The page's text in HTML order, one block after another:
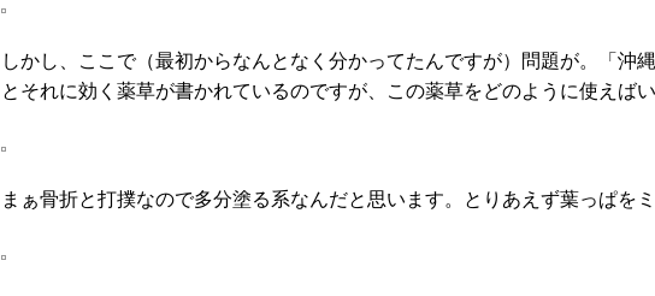
しかし、ここで（最初からなんとなく分かってたんですが）問題が。「沖
とそれに効く薬草が書かれているのですが、この薬草をどのように使えば
まぁ骨折と打撲なので多分塗る系なんだと思います。とりあえず葉っぱを